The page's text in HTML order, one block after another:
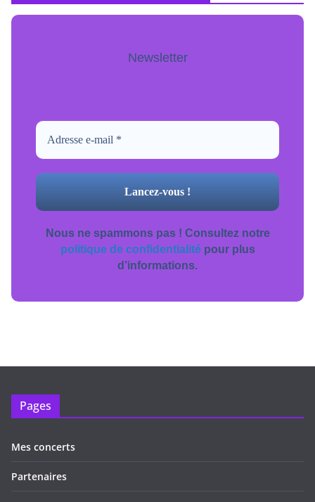
Newsletter
Nous ne spammons pas ! Consultez notre
politique de confidentialitépour plus
d’informations.
Pages
Mes concerts
Partenaires